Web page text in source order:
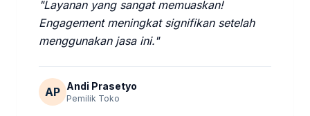
"Layanan yang sangat memuaskan!
Engagement meningkat signifikan setelah
menggunakan jasa ini."
AP Andi Prasetyo
Pemilik Toko